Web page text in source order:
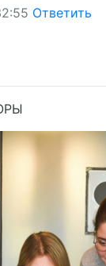
Ответить